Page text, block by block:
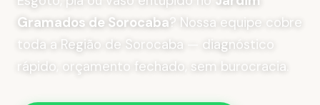
Gramados de Sorocaba? Nossa equipe cobre
toda a Região de Sorocaba — diagnóstico
rápido, orçamento fechado, sem burocracia.